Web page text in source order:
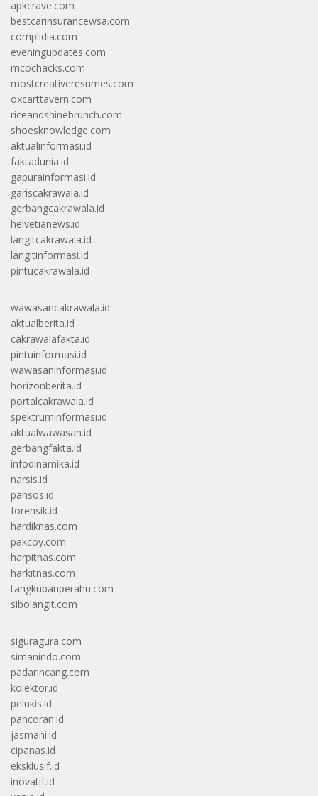
apkcrave.com
bestcarinsurancewsa.com
complidia.com
eveningupdates.com
mcochacks.com
mostcreativeresumes.com
oxcarttavern.com
riceandshinebrunch.com
shoesknowledge.com
aktualinformasi.id
faktadunia.id
gapurainformasi.id
gariscakrawala.id
gerbangcakrawala.id
helvetianews.id
langitcakrawala.id
langitinformasi.id
pintucakrawala.id
wawasancakrawala.id
aktualberita.id
cakrawalafakta.id
pintuinformasi.id
wawasaninformasi.id
horizonberita.id
portalcakrawala.id
spektruminformasi.id
aktualwawasan.id
gerbangfakta.id
infodinamika.id
narsis.id
pansos.id
forensik.id
hardiknas.com
pakcoy.com
harpitnas.com
harkitnas.com
tangkubanperahu.com
sibolangit.com
siguragura.com
simanindo.com
padarincang.com
kolektor.id
pelukis.id
pancoran.id
jasmani.id
cipanas.id
eksklusif.id
inovatif.id